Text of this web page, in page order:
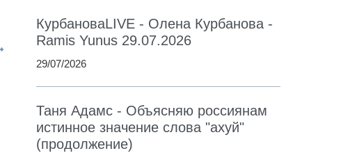
КурбановаLIVE - Олена Курбанова -
Ramis Yunus 29.07.2026
29/07/2026
Таня Адамс - Объясняю россиянам
истинное значение слова "ахуй"
(продолжение)